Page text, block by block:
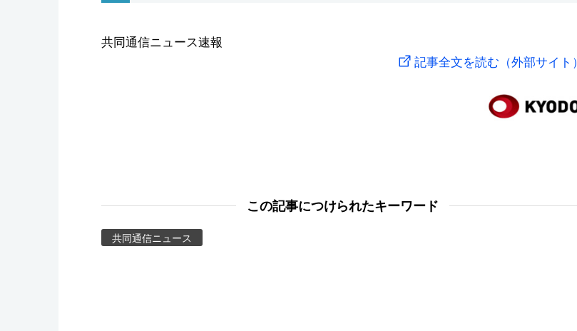
共同通信ニュース速報
記事全文を読む（外部サイト）
この記事につけられたキーワード
共同通信ニュース